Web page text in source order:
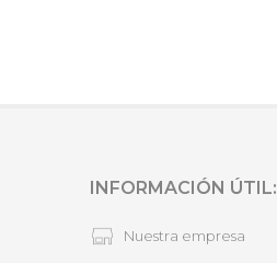
INFORMACIÓN ÚTIL:
Nuestra empresa